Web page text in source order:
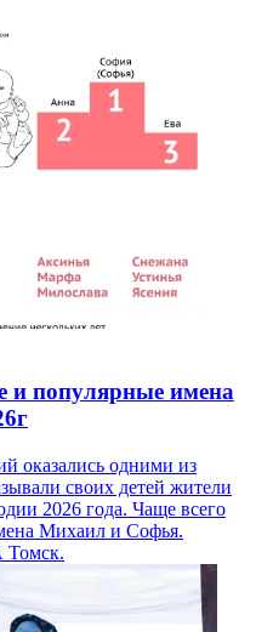
популярные имена
оказались одними из
своих детей жители
2026 года. Чаще всего
Михаил и Софья.
Томск.